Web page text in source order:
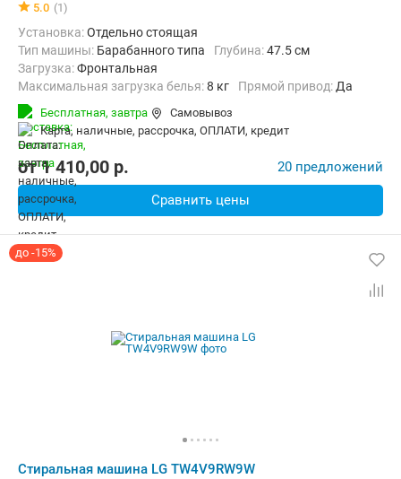
5.0 (1)
Установка:Отдельно стоящая
Тип машины: Барабанного типа Глубина:47.5 см
загрузка:Фронтальная
Максимальная загрузка белья:8 кг прямой привод: Да
Количество программ:
Дополнительные функции:
Безопасность:
Защита от детей, Защита от протечек, Контроль
Ширина:60 см
Бесплатная, завтра
Самовывоз
карта, наличные, рассрочка, ОПЛАТИ, кредит
от1 410,00 p. 20 предложений
Сравнить цены
до -15%
Стиральная машина LG TW4V9RW9W